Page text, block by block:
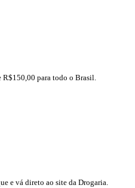
R$150,00 para todo o Brasil.
e vá direto ao site da Drogaria.